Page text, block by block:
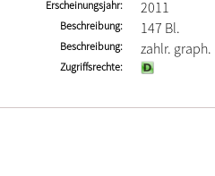
Erscheinungsjahr 2011
Beschreibung 147 Bl.
Beschreibung zahlr. graph.
Zugriffsrechte